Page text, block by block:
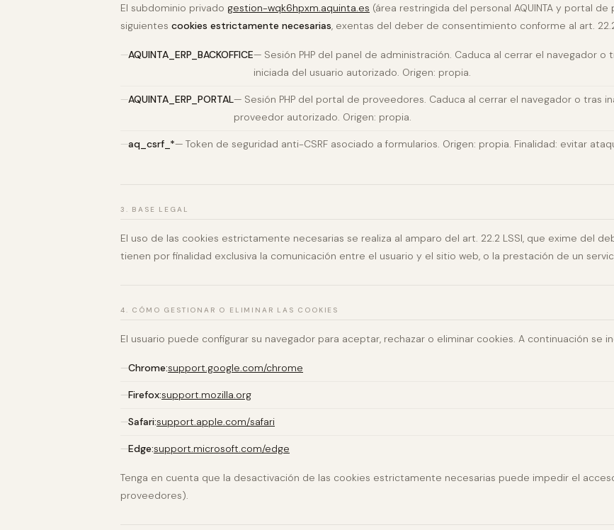
El subdominio privado gestion-wqk6hpxm.aquinta.es (área restringida del personal AQUINTA y portal
siguientes cookies estrictamente necesarias , exentas del deber de consentimiento conforme al art.
AQUINTA_ERP_BACKOFFICE— Sesión PHP del panel de administración. Caduca al cerrar el navegador o
iniciada del usuario autorizado. Origen: propia.
AQUINTA_ERP_PORTAL — Sesión PHP del portal de proveedores. Caduca al cerrar el navegador o tras
proveedor autorizado. Origen: propia.
aq_csrf_*— Token de seguridad anti-CSRF asociado a formularios. Origen: propia. Finalidad: evitar
3. BASE LEGAL
El uso de las cookies estrictamente necesarias se realiza al amparo del art. 22.2 LSSI, que exime del
tienen por finalidad exclusiva la comunicación entre el usuario y el sitio web, o la prestación de un
4. CÓMO GESTIONAR O ELIMINAR LAS COOKIES
El usuario puede configurar su navegador para aceptar, rechazar o eliminar cookies. A continuación se
Chrome:support.google.com/chrome
Firefox:support.mozilla.org
Safari:support.apple.com/safari
Edge:support.microsoft.com/edge
Tenga en cuenta que la desactivación de las cookies estrictamente necesarias puede impedir el
proveedores).